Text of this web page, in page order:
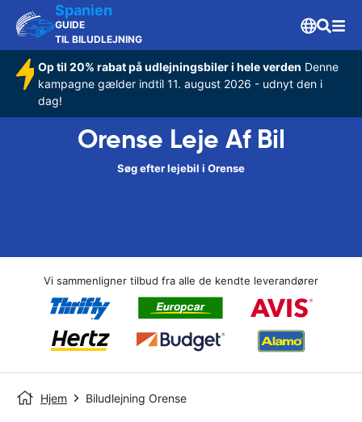
Spanien
GUIDE
TIL BILUDLEJNING
Op til 20% rabat på udlejningsbiler i hele verden Denne
kampagne gælder indtil 11. august 2026 - udnyt den i
dag!
Orense Leje Af Bil
Søg efter lejebil i Orense
Vi sammenligner tilbud fra alle de kendte leverandører
Hjem Biludlejning Orense